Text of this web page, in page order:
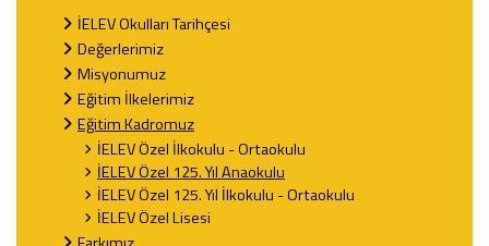
İELEV Okulları Tarihçesi
Değerlerimiz
Misyonumuz
Eğitim İlkelerimiz
Eğitim Kadromuz
İELEV Özel İlkokulu - Ortaokulu
İELEV Özel 125. Yıl Anaokulu
İELEV Özel 125. Yıl İlkokulu - Ortaokulu
İELEV Özel Lisesi